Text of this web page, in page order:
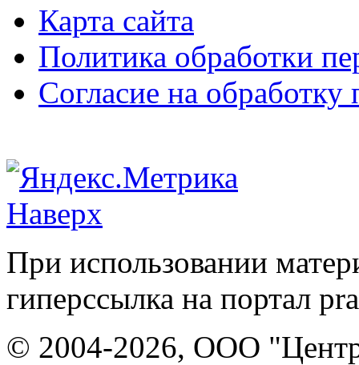
Карта сайта
Политика обработки
Согласие на
Наверх
При использовании
гиперссылка на портал
© 2004-2026, ООО "Центр